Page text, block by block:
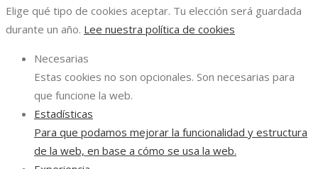
Elige qué tipo de cookies aceptar. Tu elección será guardada
durante un año. Lee nuestra política de cookies
Necesarias
Estas cookies no son opcionales. Son necesarias para
que funcione la web.
Estadísticas
Para que podamos mejorar la funcionalidad y estructura
de la web, en base a cómo se usa la web.